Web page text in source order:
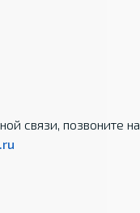
связи, позвоните на